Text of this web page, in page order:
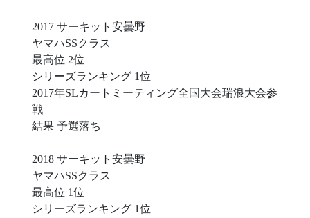
2017 サーキット安曇野
ヤマハSSクラス
最高位 2位
シリーズランキング 1位
2017年SLカートミーティング全国大会瑞浪大会参
戦
結果 予選落ち
2018 サーキット安曇野
ヤマハSSクラス
最高位 1位
シリーズランキング 1位